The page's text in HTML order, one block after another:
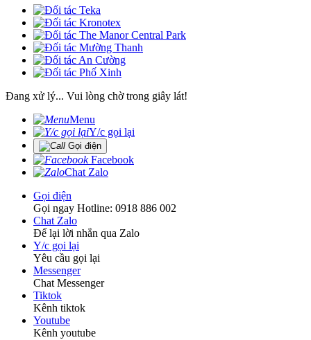
Đang xử lý... Vui lòng chờ trong giây lát!
Menu
Y/c gọi lại
Gọi điện
Facebook
Chat Zalo
Gọi điện
Gọi ngay Hotline: 0918 886 002
Chat Zalo
Để lại lời nhắn qua Zalo
Y/c gọi lại
Yêu cầu gọi lại
Messenger
Chat Messenger
Tiktok
Kênh tiktok
Youtube
Kênh youtube